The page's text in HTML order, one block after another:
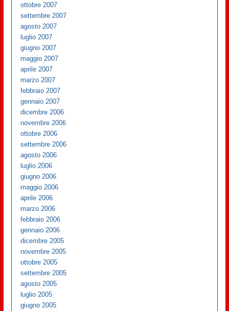
ottobre 2007
settembre 2007
agosto 2007
luglio 2007
giugno 2007
maggio 2007
aprile 2007
marzo 2007
febbraio 2007
gennaio 2007
dicembre 2006
novembre 2006
ottobre 2006
settembre 2006
agosto 2006
luglio 2006
giugno 2006
maggio 2006
aprile 2006
marzo 2006
febbraio 2006
gennaio 2006
dicembre 2005
novembre 2005
ottobre 2005
settembre 2005
agosto 2005
luglio 2005
giugno 2005